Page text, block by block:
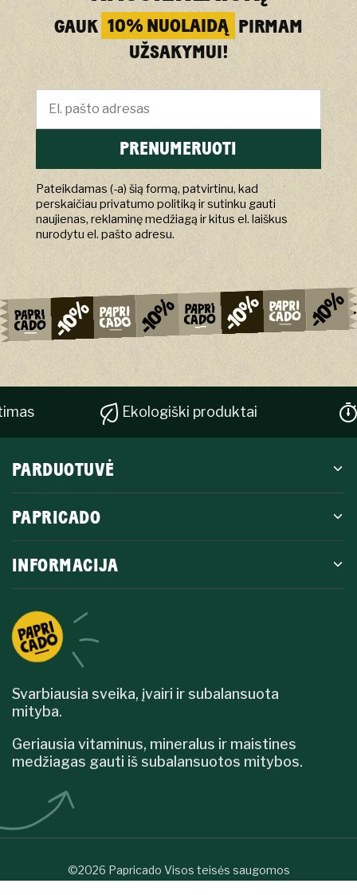
GAUK 10% NUOLAIDĄ PIRMAM
UŽSAKYMUI!
PRENUMERUOTI
Pateikdamas (-a) šią formą, patvirtinu, kad
perskaičiau privatumo politiką ir sutinku gauti
naujienas, reklaminę medžiagą ir kitus el. laiškus
nurodytu el. pašto adresu.
Ekologiški produktai
PARDUOTUVĖ
PAPRICADO
INFORMACIJA
Svarbiausia sveika, įvairi ir subalansuota
mityba.
Geriausia vitaminus, mineralus ir maistines
medžiagas gauti iš subalansuotos mitybos.
©2026 Papricado Visos teisės saugomos